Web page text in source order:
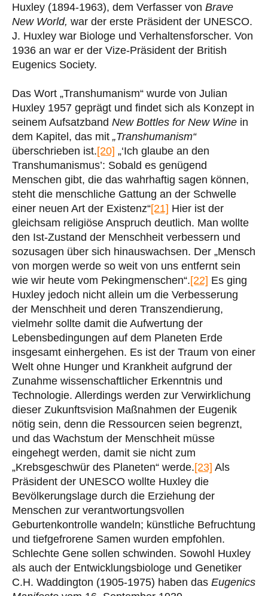
Huxley (1894-1963), dem Verfasser von Brave
New World, war der erste Präsident der UNESCO.
J. Huxley war Biologe und Verhaltensforscher. Von
1936 an war er der Vize-Präsident der British
Eugenics Society.
Das Wort „Transhumanism“ wurde von Julian
Huxley 1957 geprägt und findet sich als Konzept in
seinem Aufsatzband New Bottles for New Wine in
dem Kapitel, das mit „Transhumanism“
überschrieben ist.[20] „‘Ich glaube an den
Transhumanismus’: Sobald es genügend
Menschen gibt, die das wahrhaftig sagen können,
steht die menschliche Gattung an der Schwelle
einer neuen Art der Existenz“[21] Hier ist der
gleichsam religiöse Anspruch deutlich. Man wollte
den Ist-Zustand der Menschheit verbessern und
sozusagen über sich hinauswachsen. Der „Mensch
von morgen werde so weit von uns entfernt sein
wie wir heute vom Pekingmenschen“.[22] Es ging
Huxley jedoch nicht allein um die Verbesserung
der Menschheit und deren Transzendierung,
vielmehr sollte damit die Aufwertung der
Lebensbedingungen auf dem Planeten Erde
insgesamt einhergehen. Es ist der Traum von einer
Welt ohne Hunger und Krankheit aufgrund der
Zunahme wissenschaftlicher Erkenntnis und
Technologie. Allerdings werden zur Verwirklichung
dieser Zukunftsvision Maßnahmen der Eugenik
nötig sein, denn die Ressourcen seien begrenzt,
und das Wachstum der Menschheit müsse
eingehegt werden, damit sie nicht zum
„Krebsgeschwür des Planeten“ werde.[23] Als
Präsident der UNESCO wollte Huxley die
Bevölkerungslage durch die Erziehung der
Menschen zur verantwortungsvollen
Geburtenkontrolle wandeln; künstliche Befruchtung
und tiefgefrorene Samen wurden empfohlen.
Schlechte Gene sollen schwinden. Sowohl Huxley
als auch der Entwicklungsbiologe und Genetiker
C.H. Waddington (1905-1975) haben das Eugenics